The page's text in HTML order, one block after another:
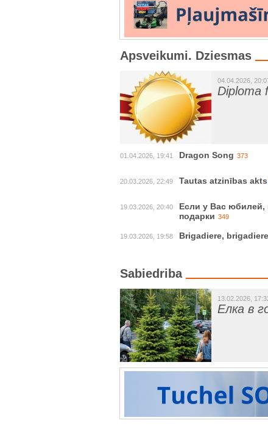
Apsveikumi. Dziesmas
04.04.2026,
Diploma
01.04.2026, 19:41 Dragon Song 373
20.03.2026, 22:49 Tautas atzinības akts
19.03.2026, 20:40
Если у Вас юбилей,
подарки 349
19.03.2026, 19:58 Brigadiere,
Sabiedriba
13.02.2026,
Елка в